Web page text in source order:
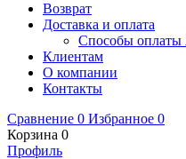
Возврат
Доставка и оплата
Способы оплаты
Клиентам
О компании
Контакты
Сравнение 0 Избранное 0
Корзина 0
Профиль